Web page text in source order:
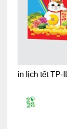
in lịch tết TP-